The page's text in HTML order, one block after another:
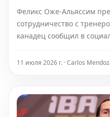
десяти лет
Феликс Оже-Альяссим
сотрудничество с
канадец сообщил в
выступление на
11 июля 2026 г. · Carlos